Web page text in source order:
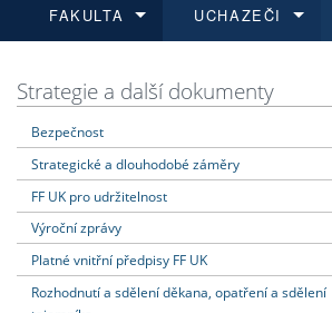
FAKULTA
Dozvědět se více
UCHAZEČI
Podat přihlášku
Dozvědět se více
Dozvědět se více
Dozvědět se více
Strategie a další dokumenty
Bezpečnost
Strategické a dlouhodobé záměry
FF UK pro udržitelnost
Výroční zprávy
Platné vnitřní předpisy FF UK
Rozhodnutí a sdělení děkana, opatření a sdělení